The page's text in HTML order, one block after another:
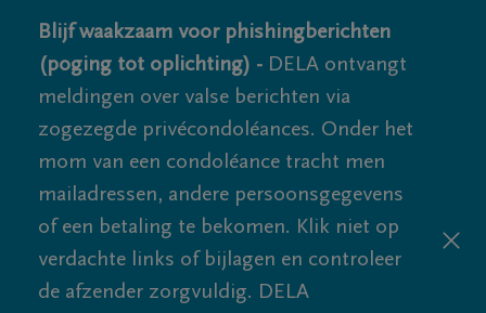
Blijf waakzaam voor phishingberichten
(poging tot oplichting) - DELA ontvangt
meldingen over valse berichten via
zogezegde privécondoléances. Onder het
mom van een condoléance tracht men
mailadressen, andere persoonsgegevens
of een betaling te bekomen. Klik niet op
verdachte links of bijlagen en controleer
de afzender zorgvuldig. DELA